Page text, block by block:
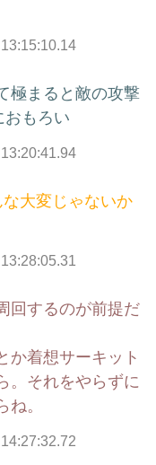
極まると敵の攻撃
おもろい
大変じゃないか
回するのが前提だ
か着想サーキット
。それをやらずに
。